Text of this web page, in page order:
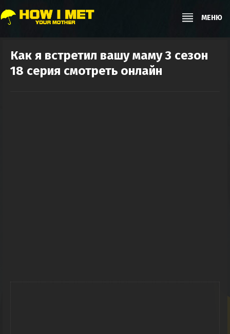
МЕНЮ
Как я встретил вашу маму 3 сезон
18 серия смотреть онлайн